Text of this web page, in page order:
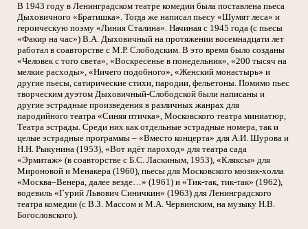
В 1943 году в Ленинградском театре комедии была поставлена пьеса
Дыховичного «Братишка». Тогда же написал пьесу «Шумят леса» и
героическую поэму «Линия Сталина». Начиная с 1945 года (с пьесы
«Факир на час») В.А. Дыховичный на протяжении восемнадцати лет
работал в соавторстве с М.Р. Слободским. В это время было созданы
«Человек с того света», «Воскресенье в понедельник», «200 тысяч на
мелкие расходы», «Ничего подобного», «Женский монастырь» и
другие пьесы, сатирические стихи, пародии, фельетоны. Помимо пьес
творческим дуэтом Дыховичный-Слободской были написаны и
другие эстрадные произведения в различных жанрах для
пародийного театра «Синяя птичка», Московского театра миниатюр,
Театра эстрады. Среди них как отдельные эстрадные номера, так и
целые эстрадные программы – «Вместо концерта» для А.И. Шурова и
Н.Н. Рыкунина (1953), «Вот идёт пароход» для театра сада
«Эрмитаж» (в соавторстве с Б.С. Ласкиным, 1953), «Кляксы» для
Мироновой и Менакера (1960), пьесы для Московского мюзик-холла
«Москва–Венера, далее везде…» (1961) и «Тик-так, тик-так» (1962),
водевиль «Гурий Львович Синичкин» (1963) для Ленинградского
театра комедии (с В.З. Массом и М.А. Червинским, на музыку Н.В.
Богословского).